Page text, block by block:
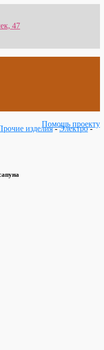
47
Помощь проекту
изделия-Электро-